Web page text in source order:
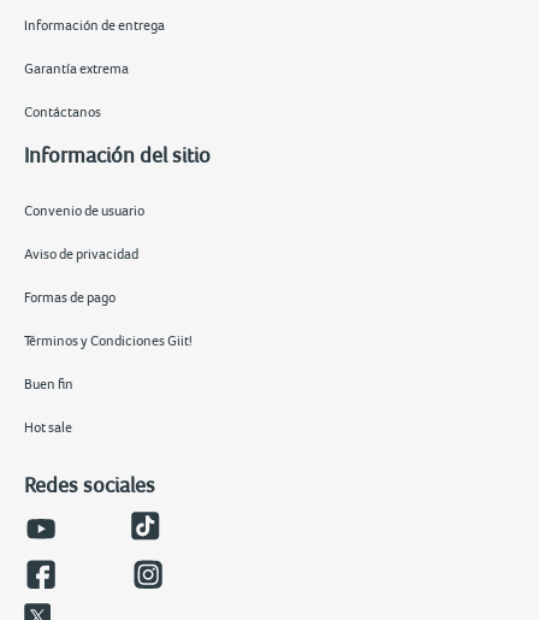
Información de entrega
Garantía extrema
Contáctanos
Información del sitio
Convenio de usuario
Aviso de privacidad
Formas de pago
Términos y Condiciones Giit!
Buen fin
Hot sale
Redes sociales